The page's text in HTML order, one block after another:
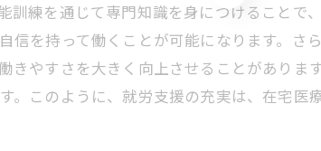
訓練を通じて専門知識を身につけることで
信を持って働くことが可能になります。
きやすさを大きく向上させることがあり
。このように、就労支援の充実は、在宅